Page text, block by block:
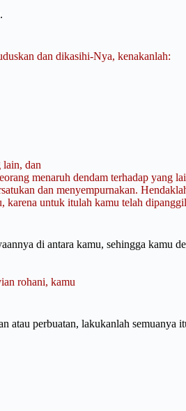
dan dikasihi-Nya, kenakanlah:
lain, dan
menaruh dendam terhadap yang
dan menyempurnakan.
karena untuk itulah kamu telah
di antara kamu, sehingga kamu
rohani, kamu
atau perbuatan, lakukanlah